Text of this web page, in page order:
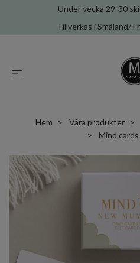
Under vecka 29-30
Tillverkas i Småland/
Hem Våra produkter
Mind cards